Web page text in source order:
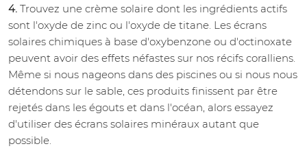
4. Trouvez une crème solaire dont les ingrédients actifs
sont l'oxyde de zinc ou l'oxyde de titane. Les écrans
solaires chimiques à base d'oxybenzone ou d'octinoxate
peuvent avoir des effets néfastes sur nos récifs coralliens.
Même si nous nageons dans des piscines ou si nous nous
détendons sur le sable, ces produits finissent par être
rejetés dans les égouts et dans l'océan, alors essayez
d'utiliser des écrans solaires minéraux autant que
possible.